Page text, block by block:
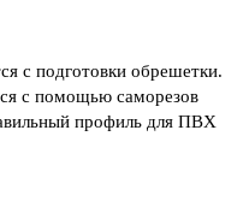
с подготовки обрешетки.
с помощью саморезов
профиль для ПВХ